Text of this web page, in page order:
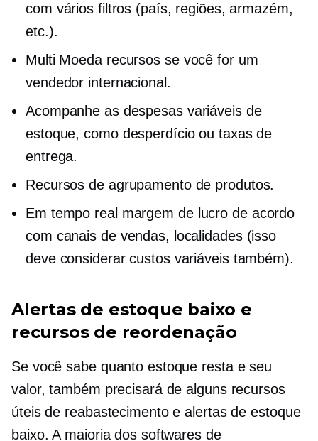
com vários filtros (país, regiões, armazém,
etc.).
Multi Moedarecursos se você for um
vendedor internacional.
Acompanhe as despesas variáveis ​​de
estoque, como desperdício ou taxas de
entrega.
Recursos de agrupamento de produtos.
Em tempo real margem de lucro de acordo
com canais de vendas, localidades (isso
deve considerar custos variáveis ​​também).
Alertas de estoque baixo e
recursos de reordenação
Se você sabe quanto estoque resta e seu
valor, também precisará de alguns recursos
úteis de reabastecimento e alertas de estoque
baixo. A maioria dos softwares de